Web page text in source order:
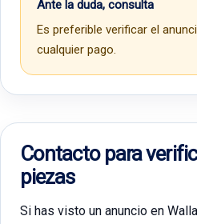
Ante la duda, consulta
Es preferible verificar el
cualquier pago.
Contacto para
piezas
Si has visto un anuncio en